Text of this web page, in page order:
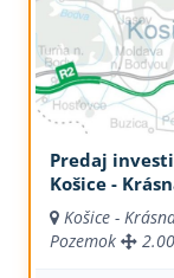
Predaj
Košice -
Košice -
Pozemok